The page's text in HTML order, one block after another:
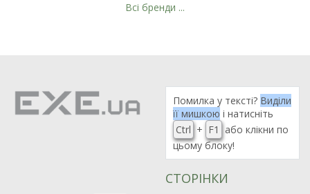
Всі бренди ...
Помилка у тексті? Виділи
її мишкою і натисніть
Ctrl + F1
або клікни по
цьому блоку!
СТОРІНКИ